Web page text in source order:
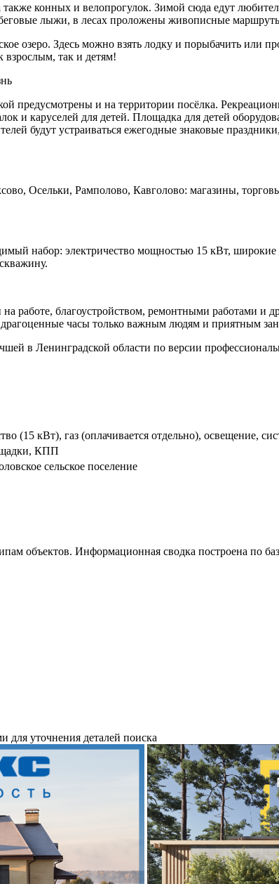
также конных и велопрогулок. Зимой сюда едут
лыжи, в лесах проложены живописные
озеро. Здесь можно взять лодку и порыбачить или
взрослым, так и детям!
предусмотрены и на территории посёлка.
и каруселей для детей. Площадка для детей
будут устраиваться ежегодные знаковые
Осельки, Рамполово, Кавголово: магазины,
набор: электричество мощностью 15 кВт,
работе, благоустройством, ремонтными работами и
драгоценные часы только важным людям и приятным
в Ленинградской области по версии
(15 кВт), газ (оплачивается отдельно), освещение,
КПП
сельское поселение
объектов. Информационная сводка построена по
для уточнения деталей поиска